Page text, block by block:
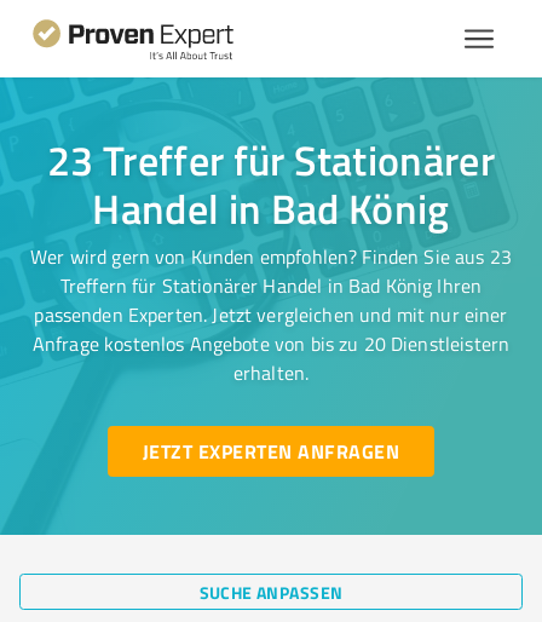
23 Treffer für Stationärer
Handel in Bad König
Wer wird gern von Kunden empfohlen? Finden Sie aus 23
Treffern für Stationärer Handel in Bad König Ihren
passenden Experten. Jetzt vergleichen und mit nur einer
Anfrage kostenlos Angebote von bis zu 20 Dienstleistern
erhalten.
JETZT EXPERTEN ANFRAGEN
SUCHE ANPASSEN